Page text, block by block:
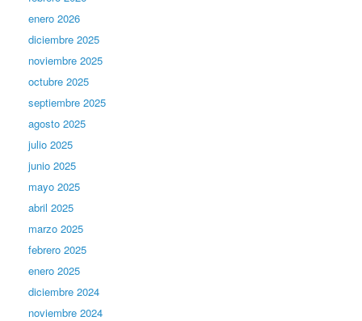
enero 2026
diciembre 2025
noviembre 2025
octubre 2025
septiembre 2025
agosto 2025
julio 2025
junio 2025
mayo 2025
abril 2025
marzo 2025
febrero 2025
enero 2025
diciembre 2024
noviembre 2024